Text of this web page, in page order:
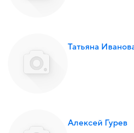
Татьяна
Алексей Гурев